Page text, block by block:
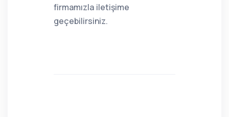
firmamızla iletişime
geçebilirsiniz.